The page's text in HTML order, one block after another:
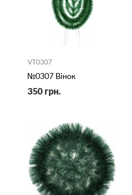
VT0307
№0307 Вінок
350 грн.